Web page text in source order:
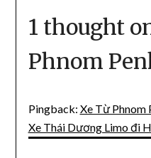
1 thought
Phnom
Pingback: Xe Từ Phnom
Xe Thái Dương Limo đi